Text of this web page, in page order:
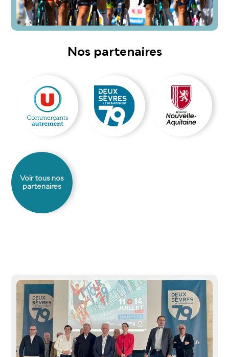
Nos partenaires
Voir tous nos
partenaires